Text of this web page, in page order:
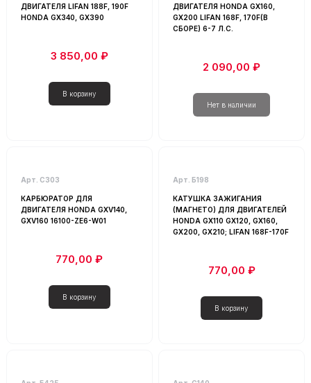
ДВИГАТЕЛЯ LIFAN 188F, 190F
HONDA GX340, GX390
3 850,00 ₽
ДВИГАТЕЛЯ HONDA GX160,
GX200 LIFAN 168F, 170F(В
СБОРЕ) 6-7 Л.С.
2 090,00 ₽
Арт. С303
КАРБЮРАТОР ДЛЯ
ДВИГАТЕЛЯ HONDA GXV140,
GXV160 16100-ZE6-W01
770,00 ₽
Арт. Б198
КАТУШКА ЗАЖИГАНИЯ
(МАГНЕТО) ДЛЯ ДВИГАТЕЛЕЙ
HONDA GX110 GX120, GX160,
GX200, GX210; LIFAN 168F-170F
770,00 ₽